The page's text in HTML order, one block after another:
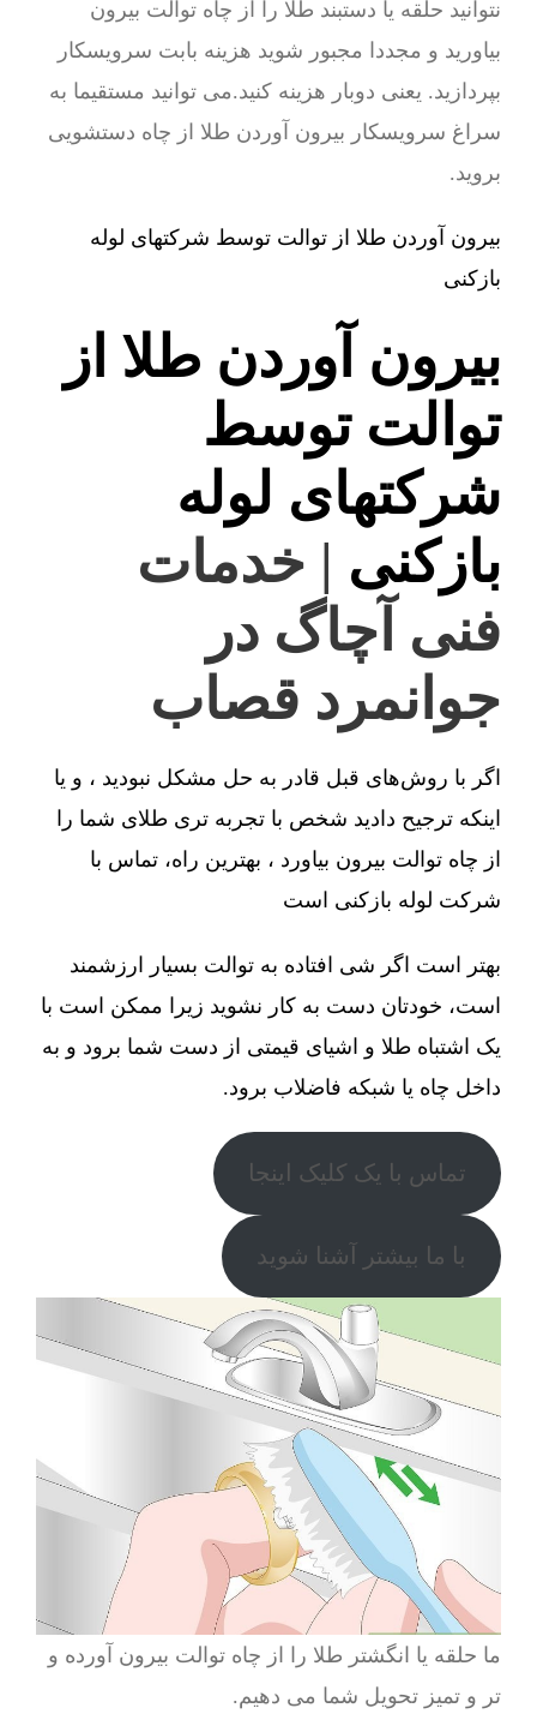
نتوانید حلقه یا دستبند طلا را از چاه توالت بیرون
بیاورید و مجددا مجبور شوید هزینه بابت سرویسکار
بپردازید. یعنی دوبار هزینه کنید.می توانید مستقیما به
سراغ سرویسکار بیرون آوردن طلا از چاه دستشویی
بروید.
بیرون آوردن طلا از توالت توسط شرکتهای لوله
بازکنی
بیرون آوردن طلا از
توالت توسط
شرکتهای لوله
بازکنی | خدمات
فنی آچاگ در
جوانمرد قصاب
اگر با روش‌های قبل قادر به حل مشکل نبودید ، و یا
اینکه ترجیح دادید شخص با تجربه تری طلای شما را
از چاه توالت بیرون بیاورد ، بهترین راه، تماس با
شرکت لوله بازکنی است
بهتر است اگر شی افتاده به توالت بسیار ارزشمند
است، خودتان دست به کار نشوید زیرا ممکن است با
یک اشتباه طلا و اشیای قیمتی از دست شما برود و به
داخل چاه یا شبکه فاضلاب برود.
تماس با یک کلیک اینجا
با ما بیشتر آشنا شوید
ما حلقه یا انگشتر طلا را از چاه توالت بیرون آورده و
تر و تمیز تحویل شما می دهیم.